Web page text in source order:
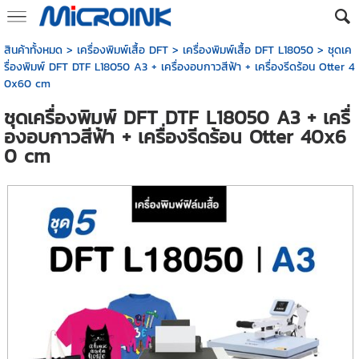
สินค้าทั้งหมด> เครื่องพิมพ์เสื้อ DFT> เครื่องพิมพ์เสื้อ DFT L18050> ชุดเค
รื่องพิมพ์ DFT DTF L18050 A3 + เครื่องอบกาวสีฟ้า + เครื่องรีดร้อน Otter 4
0x60 cm
ชุดเครื่องพิมพ์ DFT DTF L18050 A3 + เครื่
องอบกาวสีฟ้า + เครื่องรีดร้อน Otter 40x6
0 cm